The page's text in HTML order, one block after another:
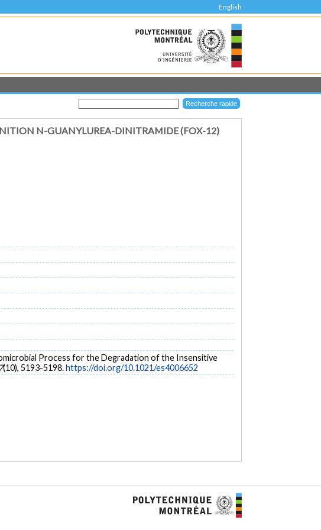
English
N-GUANYLUREA-DINITRAMIDE (FOX-12)
Process for the Degradation of the Insensitive
(10), 5193-5198.https://doi.org/10.1021/es4006652